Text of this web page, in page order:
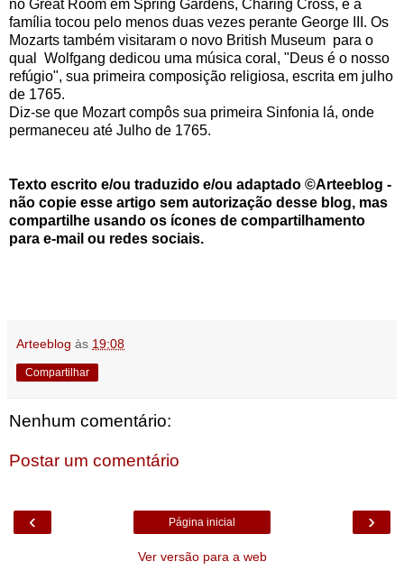
no Great Room em Spring Gardens, Charing Cross, e a
família tocou pelo menos duas vezes perante George III. Os
Mozarts também visitaram o novo British Museum para o
qual Wolfgang dedicou uma música coral, "Deus é o nosso
refúgio", sua primeira composição religiosa, escrita em julho
de 1765.
Diz-se que Mozart compôs sua primeira Sinfonia lá, onde
permaneceu até Julho de 1765.
Texto escrito e/ou traduzido e/ou adaptado ©Arteeblog -
não copie esse artigo sem autorização desse blog, mas
compartilhe usando os ícones de compartilhamento
para e-mail ou redes sociais.
Arteeblog às 19:08
Compartilhar
Nenhum comentário:
Postar um comentário
‹ ›
Página inicial
Ver versão para a web